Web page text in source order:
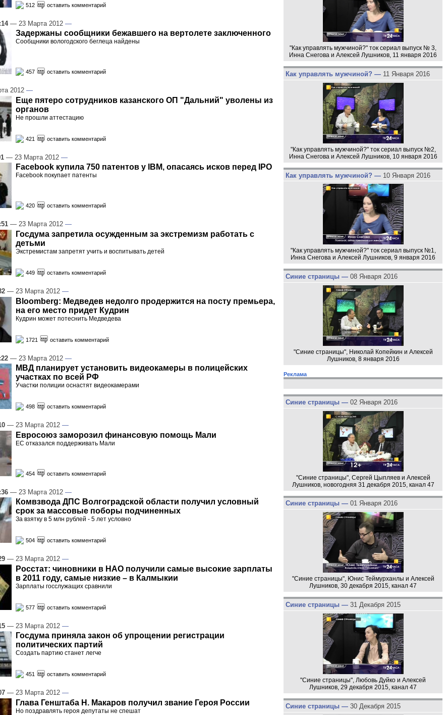
512 оставить комментарий
— 23 Марта 2012 —
Задержаны сообщники бежавшего на вертолете заключенного
Сообщники вологодского беглеца найдены
457 оставить комментарий
2012 —
Еще пятеро сотрудников казанского ОП "Дальний" уволены из
органов
Не прошли аттестацию
421 оставить комментарий
— 23 Марта 2012 —
Facebook купила 750 патентов у IBM, опасаясь исков перед IPO
Facebook покупает патенты
420 оставить комментарий
— 23 Марта 2012 —
Госдума запретила осужденным за экстремизм работать с
детьми
Экстремистам запретят учить и воспитывать детей
449 оставить комментарий
— 23 Марта 2012 —
Bloomberg: Медведев недолго продержится на посту премьера,
на его место придет Кудрин
Кудрин может потеснить Медведева
1721 оставить комментарий
— 23 Марта 2012 —
МВД планирует установить видеокамеры в полицейских
участках по всей РФ
Участки полиции оснастят видеокамерами
498 оставить комментарий
— 23 Марта 2012 —
Евросоюз заморозил финансовую помощь Мали
ЕС отказался поддерживать Мали
454 оставить комментарий
— 23 Марта 2012 —
Комвзвода ДПС Волгоградской области получил условный
срок за массовые поборы подчиненных
За взятку в 5 млн рублей - 5 лет условно
504 оставить комментарий
— 23 Марта 2012 —
Росстат: чиновники в НАО получили самые высокие зарплаты
в 2011 году, самые низкие – в Калмыкии
Зарплаты госслужащих сравнили
577 оставить комментарий
— 23 Марта 2012 —
Госдума приняла закон об упрощении регистрации
политических партий
Создать партию станет легче
451 оставить комментарий
— 23 Марта 2012 —
Глава Генштаба Н. Макаров получил звание Героя России
Но поздравлять героя депутаты не спешат
"Как управлять мужчиной?" ток сериал выпуск № 3,
Инна Снегова и Алексей Лушников, 11 января 2016
Как управлять мужчиной? — 11 Января 2016
"Как управлять мужчиной?" ток сериал выпуск №2,
Инна Снегова и Алексей Лушников, 10 января 2016
Как управлять мужчиной? — 10 Января 2016
"Как управлять мужчиной?" ток сериал выпуск №1,
Инна Снегова и Алексей Лушников, 9 января 2016
Синие страницы — 08 Января 2016
"Синие страницы", Николай Копейкин и Алексей
Лушников, 8 января 2016
Реклама
Синие страницы — 02 Января 2016
"Синие страницы", Сергей Цыпляев и Алексей
Лушников, новогодняя 31 декабря 2015, канал 47
Синие страницы — 01 Января 2016
"Синие страницы", Юнис Теймурханлы и Алексей
Лушников, 30 декабря 2015, канал 47
Синие страницы — 31 Декабря 2015
"Синие страницы", Любовь Дуйко и Алексей
Лушников, 29 декабря 2015, канал 47
Синие страницы — 30 Декабря 2015